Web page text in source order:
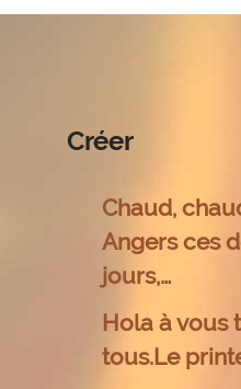
Créer
Chaud,
Angers ces
jours,…
Hola à vous
tous.Le